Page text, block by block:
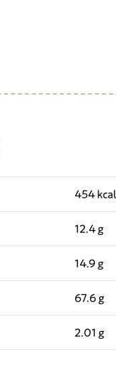
454 kcal
12.4 g
14.9 g
67.6 g
2.01 g